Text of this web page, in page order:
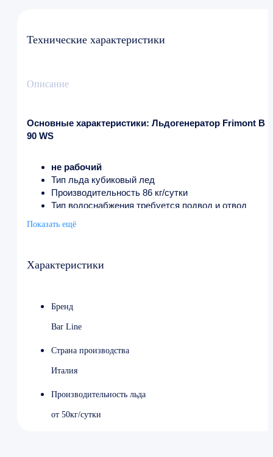
Технические характеристики
Описание
Основные характеристики: Льдогенератор Frimont B
90 WS
не рабочий
Тип льда кубиковый лед
Производительность 86 кг/сутки
Тип водоснабжения требуется подвод и отвод
Расход воды 1008 л/сутки
Охлаждение водяное
Ширина 699 мм
Вес 65 кг
Показать ещё
Характеристики
Бренд
Bar Line
Страна производства
Италия
Производительность льда
от 50кг/сутки